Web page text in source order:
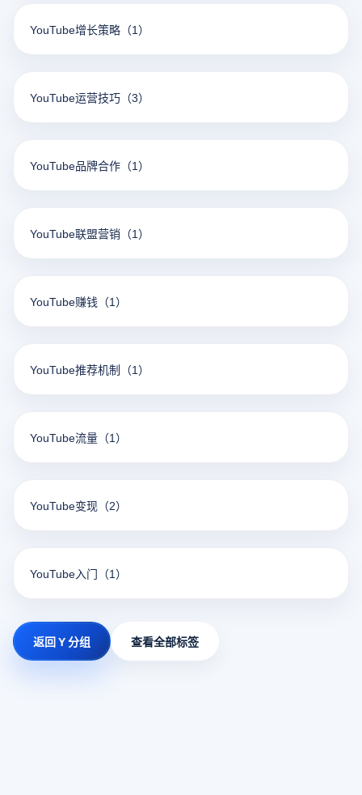
YouTube增长策略 （1）
YouTube运营技巧 （3）
YouTube品牌合作 （1）
YouTube联盟营销 （1）
YouTube赚钱 （1）
YouTube推荐机制 （1）
YouTube流量 （1）
YouTube变现 （2）
YouTube入门 （1）
返回 Y 分组 查看全部标签